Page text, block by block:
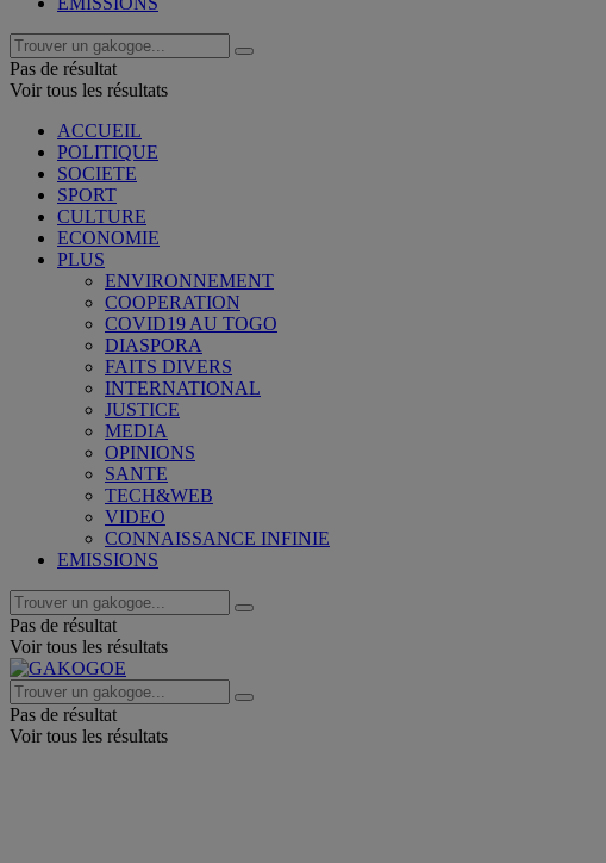
Pas de résultat
Voir tous les résultats
ACCUEIL
POLITIQUE
SOCIETE
SPORT
CULTURE
ECONOMIE
PLUS
ENVIRONNEMENT
COOPERATION
COVID19 AU TOGO
DIASPORA
FAITS DIVERS
INTERNATIONAL
JUSTICE
MEDIA
OPINIONS
SANTE
TECH&WEB
VIDEO
CONNAISSANCE INFINIE
EMISSIONS
Pas de résultat
Voir tous les résultats
Pas de résultat
Voir tous les résultats